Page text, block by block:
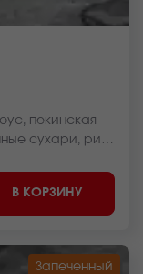
пекинская
сухари, рис,
В КОРЗИНУ
Запеченный